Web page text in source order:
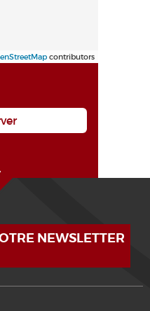
contributors
NEWSLETTER